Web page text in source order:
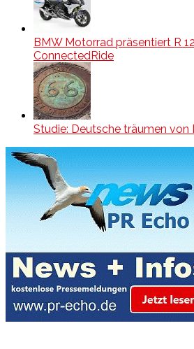
BMW Motorrad präsentiert R
ConnectedRide
Studie: Deutsche träumen von